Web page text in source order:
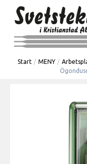
Start / MENY /